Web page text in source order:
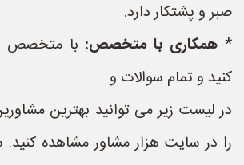
صبر و پشتکار دارد.
* همکاری با متخصص: با متخصص
کنید و تمام سوالات و
در لیست زیر می توانید بهترین
را در سایت هزار مشاور مشاهده